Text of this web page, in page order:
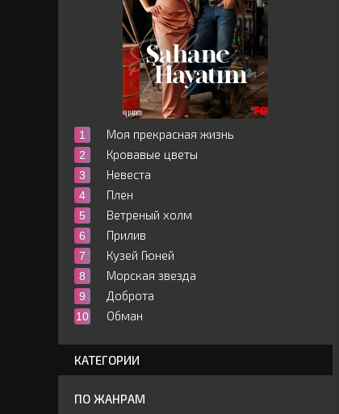
Моя прекрасная жизнь
Кровавые цветы
Невеста
Плен
Ветреный холм
Прилив
Кузей Гюней
Морская звезда
Доброта
Обман
КАТЕГОРИИ
ПО ЖАНРАМ